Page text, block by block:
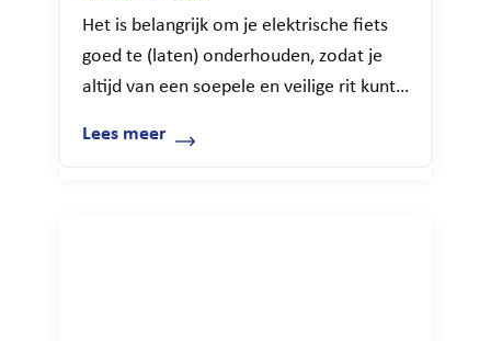
Het is belangrijk om je elektrische fiets
goed te (laten) onderhouden, zodat je
altijd van een soepele en veilige rit kunt
waarom regelmatig onderhoud voor je
Lees meer